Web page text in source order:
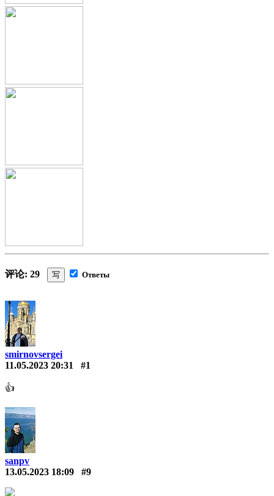
评论: 29 写 Ответы
smirnovsergei
11.05.2023 20:31
#1
👍
sanpv
13.05.2023 18:09
#9